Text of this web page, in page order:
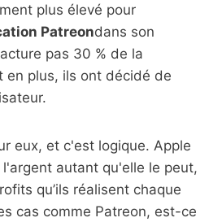
plus élevé pour
Patreondans son
pas 30 % de la
en plus, ils ont décidé de
eux, et c'est logique. Apple
autant qu'elle le peut,
qu’ils réalisent chaque
cas comme Patreon, est-ce